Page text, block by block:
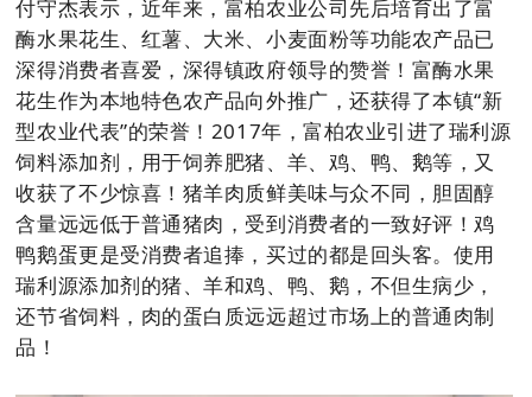
付守杰表示，近年来，富柏农业公司先后培育出了富
酶水果花生、红薯、大米、小麦面粉等功能农产品已
深得消费者喜爱，深得镇政府领导的赞誉！富酶水果
花生作为本地特色农产品向外推广，还获得了本镇“新
型农业代表”的荣誉！2017年，富柏农业引进了瑞利源
饲料添加剂，用于饲养肥猪、羊、鸡、鸭、鹅等，又
收获了不少惊喜！猪羊肉质鲜美味与众不同，胆固醇
含量远远低于普通猪肉，受到消费者的一致好评！鸡
鸭鹅蛋更是受消费者追捧，买过的都是回头客。使用
瑞利源添加剂的猪、羊和鸡、鸭、鹅，不但生病少，
还节省饲料，肉的蛋白质远远超过市场上的普通肉制
品！